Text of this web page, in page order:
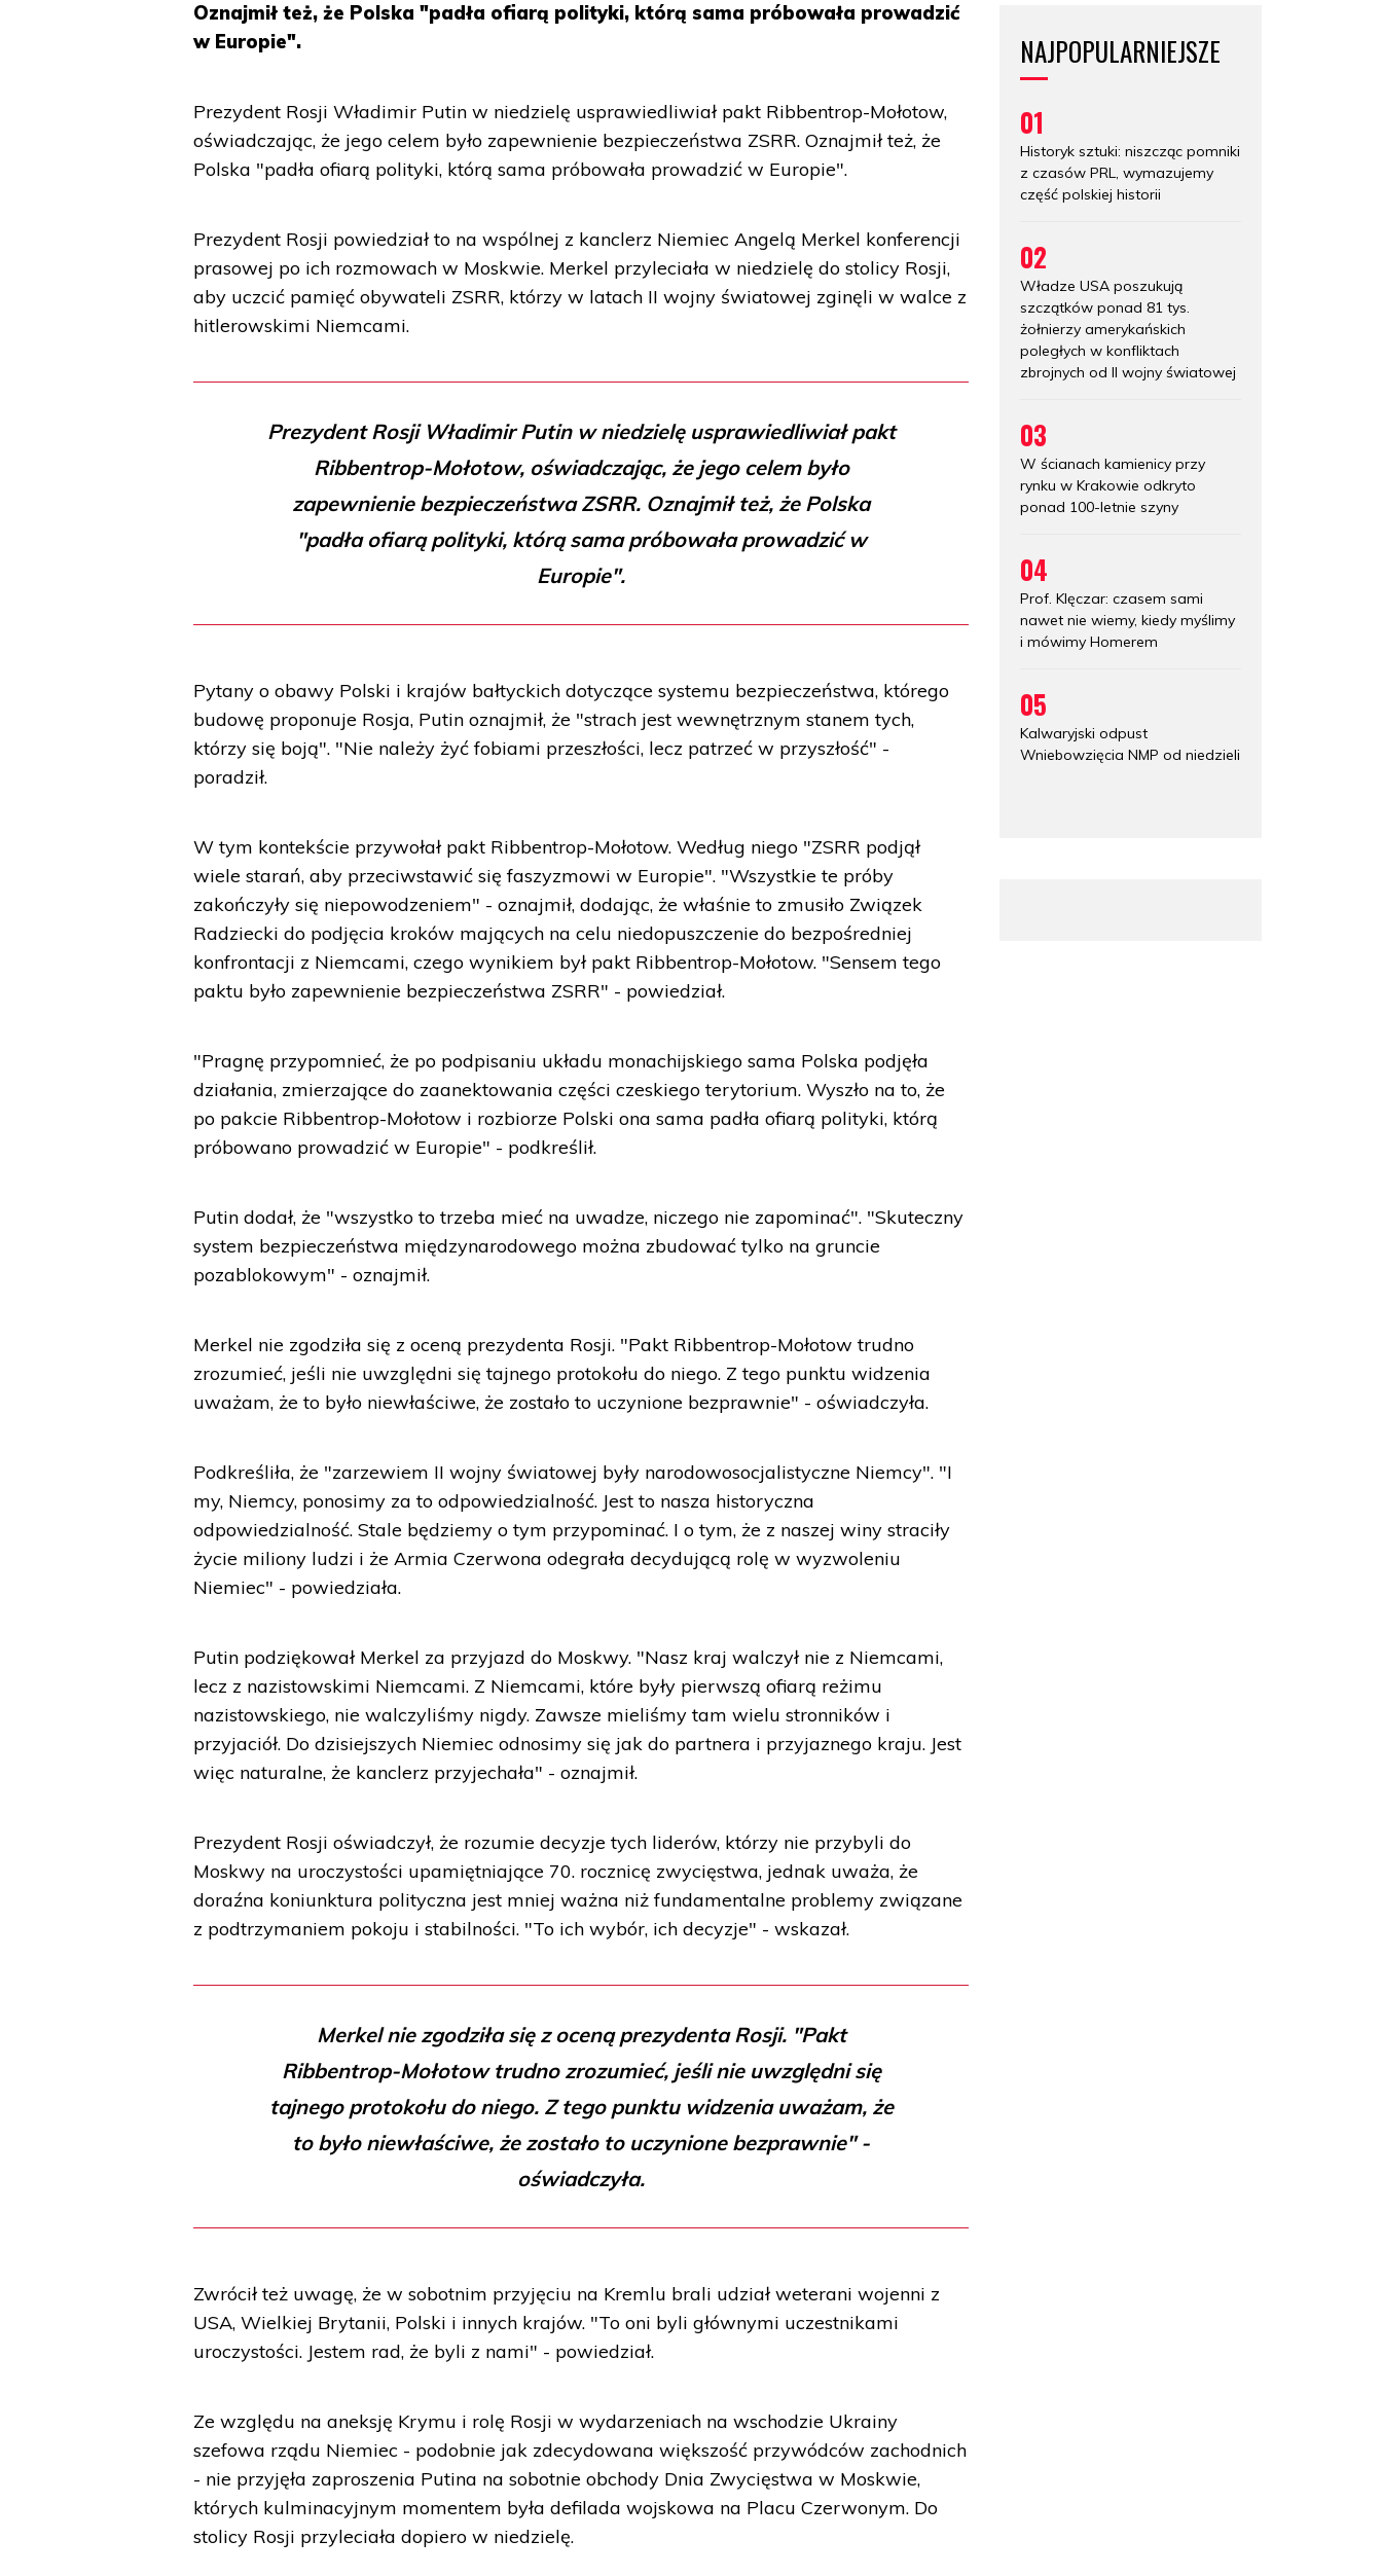
Oznajmił też, że Polska "padła ofiarą polityki, którą sama próbowała prowadzić
w Europie".
Prezydent Rosji Władimir Putin w niedzielę usprawiedliwiał pakt Ribbentrop-Mołotow,
oświadczając, że jego celem było zapewnienie bezpieczeństwa ZSRR. Oznajmił też, że
Polska "padła ofiarą polityki, którą sama próbowała prowadzić w Europie".
Prezydent Rosji powiedział to na wspólnej z kanclerz Niemiec Angelą Merkel konferencji
prasowej po ich rozmowach w Moskwie. Merkel przyleciała w niedzielę do stolicy Rosji,
aby uczcić pamięć obywateli ZSRR, którzy w latach II wojny światowej zginęli w walce z
hitlerowskimi Niemcami.
Prezydent Rosji Władimir Putin w niedzielę usprawiedliwiał pakt
Ribbentrop-Mołotow, oświadczając, że jego celem było
zapewnienie bezpieczeństwa ZSRR. Oznajmił też, że Polska
"padła ofiarą polityki, którą sama próbowała prowadzić w
Europie".
Pytany o obawy Polski i krajów bałtyckich dotyczące systemu bezpieczeństwa, którego
budowę proponuje Rosja, Putin oznajmił, że "strach jest wewnętrznym stanem tych,
którzy się boją". "Nie należy żyć fobiami przeszłości, lecz patrzeć w przyszłość" -
poradził.
W tym kontekście przywołał pakt Ribbentrop-Mołotow. Według niego "ZSRR podjął
wiele starań, aby przeciwstawić się faszyzmowi w Europie". "Wszystkie te próby
zakończyły się niepowodzeniem" - oznajmił, dodając, że właśnie to zmusiło Związek
Radziecki do podjęcia kroków mających na celu niedopuszczenie do bezpośredniej
konfrontacji z Niemcami, czego wynikiem był pakt Ribbentrop-Mołotow. "Sensem tego
paktu było zapewnienie bezpieczeństwa ZSRR" - powiedział.
"Pragnę przypomnieć, że po podpisaniu układu monachijskiego sama Polska podjęła
działania, zmierzające do zaanektowania części czeskiego terytorium. Wyszło na to, że
po pakcie Ribbentrop-Mołotow i rozbiorze Polski ona sama padła ofiarą polityki, którą
próbowano prowadzić w Europie" - podkreślił.
Putin dodał, że "wszystko to trzeba mieć na uwadze, niczego nie zapominać". "Skuteczny
system bezpieczeństwa międzynarodowego można zbudować tylko na gruncie
pozablokowym" - oznajmił.
Merkel nie zgodziła się z oceną prezydenta Rosji. "Pakt Ribbentrop-Mołotow trudno
zrozumieć, jeśli nie uwzględni się tajnego protokołu do niego. Z tego punktu widzenia
uważam, że to było niewłaściwe, że zostało to uczynione bezprawnie" - oświadczyła.
Podkreśliła, że "zarzewiem II wojny światowej były narodowosocjalistyczne Niemcy". "I
my, Niemcy, ponosimy za to odpowiedzialność. Jest to nasza historyczna
odpowiedzialność. Stale będziemy o tym przypominać. I o tym, że z naszej winy straciły
życie miliony ludzi i że Armia Czerwona odegrała decydującą rolę w wyzwoleniu
Niemiec" - powiedziała.
Putin podziękował Merkel za przyjazd do Moskwy. "Nasz kraj walczył nie z Niemcami,
lecz z nazistowskimi Niemcami. Z Niemcami, które były pierwszą ofiarą reżimu
nazistowskiego, nie walczyliśmy nigdy. Zawsze mieliśmy tam wielu stronników i
przyjaciół. Do dzisiejszych Niemiec odnosimy się jak do partnera i przyjaznego kraju. Jest
więc naturalne, że kanclerz przyjechała" - oznajmił.
Prezydent Rosji oświadczył, że rozumie decyzje tych liderów, którzy nie przybyli do
Moskwy na uroczystości upamiętniające 70. rocznicę zwycięstwa, jednak uważa, że
doraźna koniunktura polityczna jest mniej ważna niż fundamentalne problemy związane
z podtrzymaniem pokoju i stabilności. "To ich wybór, ich decyzje" - wskazał.
Merkel nie zgodziła się z oceną prezydenta Rosji. "Pakt
Ribbentrop-Mołotow trudno zrozumieć, jeśli nie uwzględni się
tajnego protokołu do niego. Z tego punktu widzenia uważam, że
to było niewłaściwe, że zostało to uczynione bezprawnie" -
oświadczyła.
Zwrócił też uwagę, że w sobotnim przyjęciu na Kremlu brali udział weterani wojenni z
USA, Wielkiej Brytanii, Polski i innych krajów. "To oni byli głównymi uczestnikami
uroczystości. Jestem rad, że byli z nami" - powiedział.
Ze względu na aneksję Krymu i rolę Rosji w wydarzeniach na wschodzie Ukrainy
szefowa rządu Niemiec - podobnie jak zdecydowana większość przywódców zachodnich
- nie przyjęła zaproszenia Putina na sobotnie obchody Dnia Zwycięstwa w Moskwie,
których kulminacyjnym momentem była defilada wojskowa na Placu Czerwonym. Do
stolicy Rosji przyleciała dopiero w niedzielę.
NAJPOPULARNIEJSZE
01
Historyk sztuki: niszcząc pomniki
z czasów PRL, wymazujemy
część polskiej historii
02
Władze USA poszukują
szczątków ponad 81 tys.
żołnierzy amerykańskich
poległych w konfliktach
zbrojnych od II wojny światowej
03
W ścianach kamienicy przy
rynku w Krakowie odkryto
ponad 100-letnie szyny
04
Prof. Klęczar: czasem sami
nawet nie wiemy, kiedy myślimy
i mówimy Homerem
05
Kalwaryjski odpust
Wniebowzięcia NMP od niedzieli